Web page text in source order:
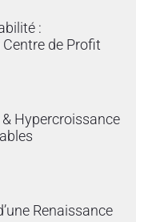
:
de Profit
Hypercroissance
Renaissance